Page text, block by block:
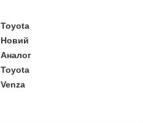
Toyota
Новий
Аналог
Toyota
Venza